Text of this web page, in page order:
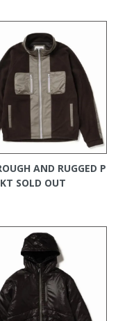
AND RUGGED P
SOLD OUT